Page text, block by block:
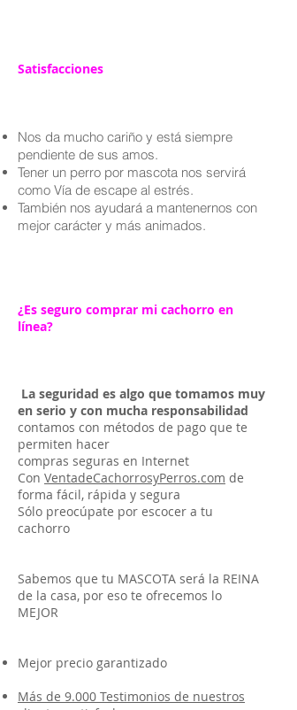
Satisfacciones
Nos da mucho cariño y está siempre
pendiente de sus amos.
Tener un perro por mascota nos servirá
como Vía de escape al estrés.
También nos ayudará a mantenernos con
mejor carácter y más animados.
¿Es seguro comprar mi cachorro en
línea?
La seguridad es algo que tomamos muy
en serio y con mucha responsabilidad
contamos con métodos de pago que te
permiten hacer
compras seguras en Internet
Con VentadeCachorrosyPerros.com de
forma fácil, rápida y segura
Sólo preocúpate por escocer a tu
cachorro
Sabemos que tu MASCOTA será la REINA
de la casa, por eso te ofrecemos lo
MEJOR
Mejor precio garantizado
Más de 9.000 Testimonios de nuestros